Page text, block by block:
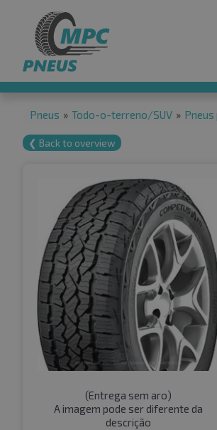
Pneus » Todo-o-terreno/SUV »
❮ Back to overview
(Entrega sem aro)
A imagem pode ser diferente da
descrição